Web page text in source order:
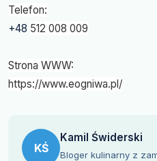
Telefon:
+48 512 008 009
Strona WWW:
https://www.eogniwa.pl/
KŚ
Kamil Świderski
Bloger kulinarny z